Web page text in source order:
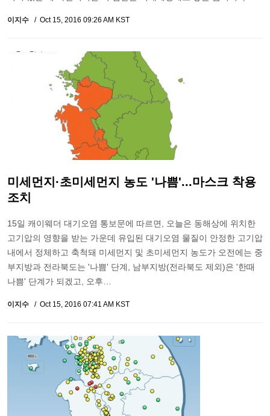
이지수 Oct 15, 2016 09:26 AM KST
미세먼지·초미세먼지 농도 '나쁨'...마스크 착용
조치
15일 캐이웨더 대기오염 통보문에 따르면, 오늘은 동해상에 위치한
고기압의 영향을 받는 가운데 유입된 대기오염 물질이 안정한 고기압
내에서 정체하고 축척돼 미세먼지 및 초미세먼지 농도가 오전에는 중
부지방과 전라북도는 '나쁨' 단계, 남부지방(전라북도 제외)은 '한때
나쁨' 단계가 되겠고, 오후…
이지수 Oct 15, 2016 07:41 AM KST